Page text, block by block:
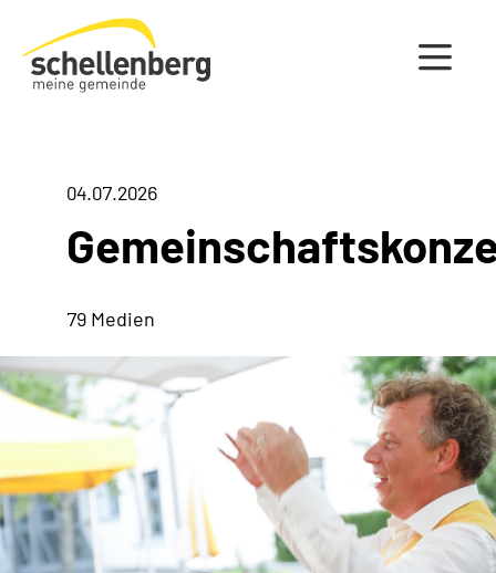
Gemeinde Schellenberg Startseite
04.07.2026
79 Medien